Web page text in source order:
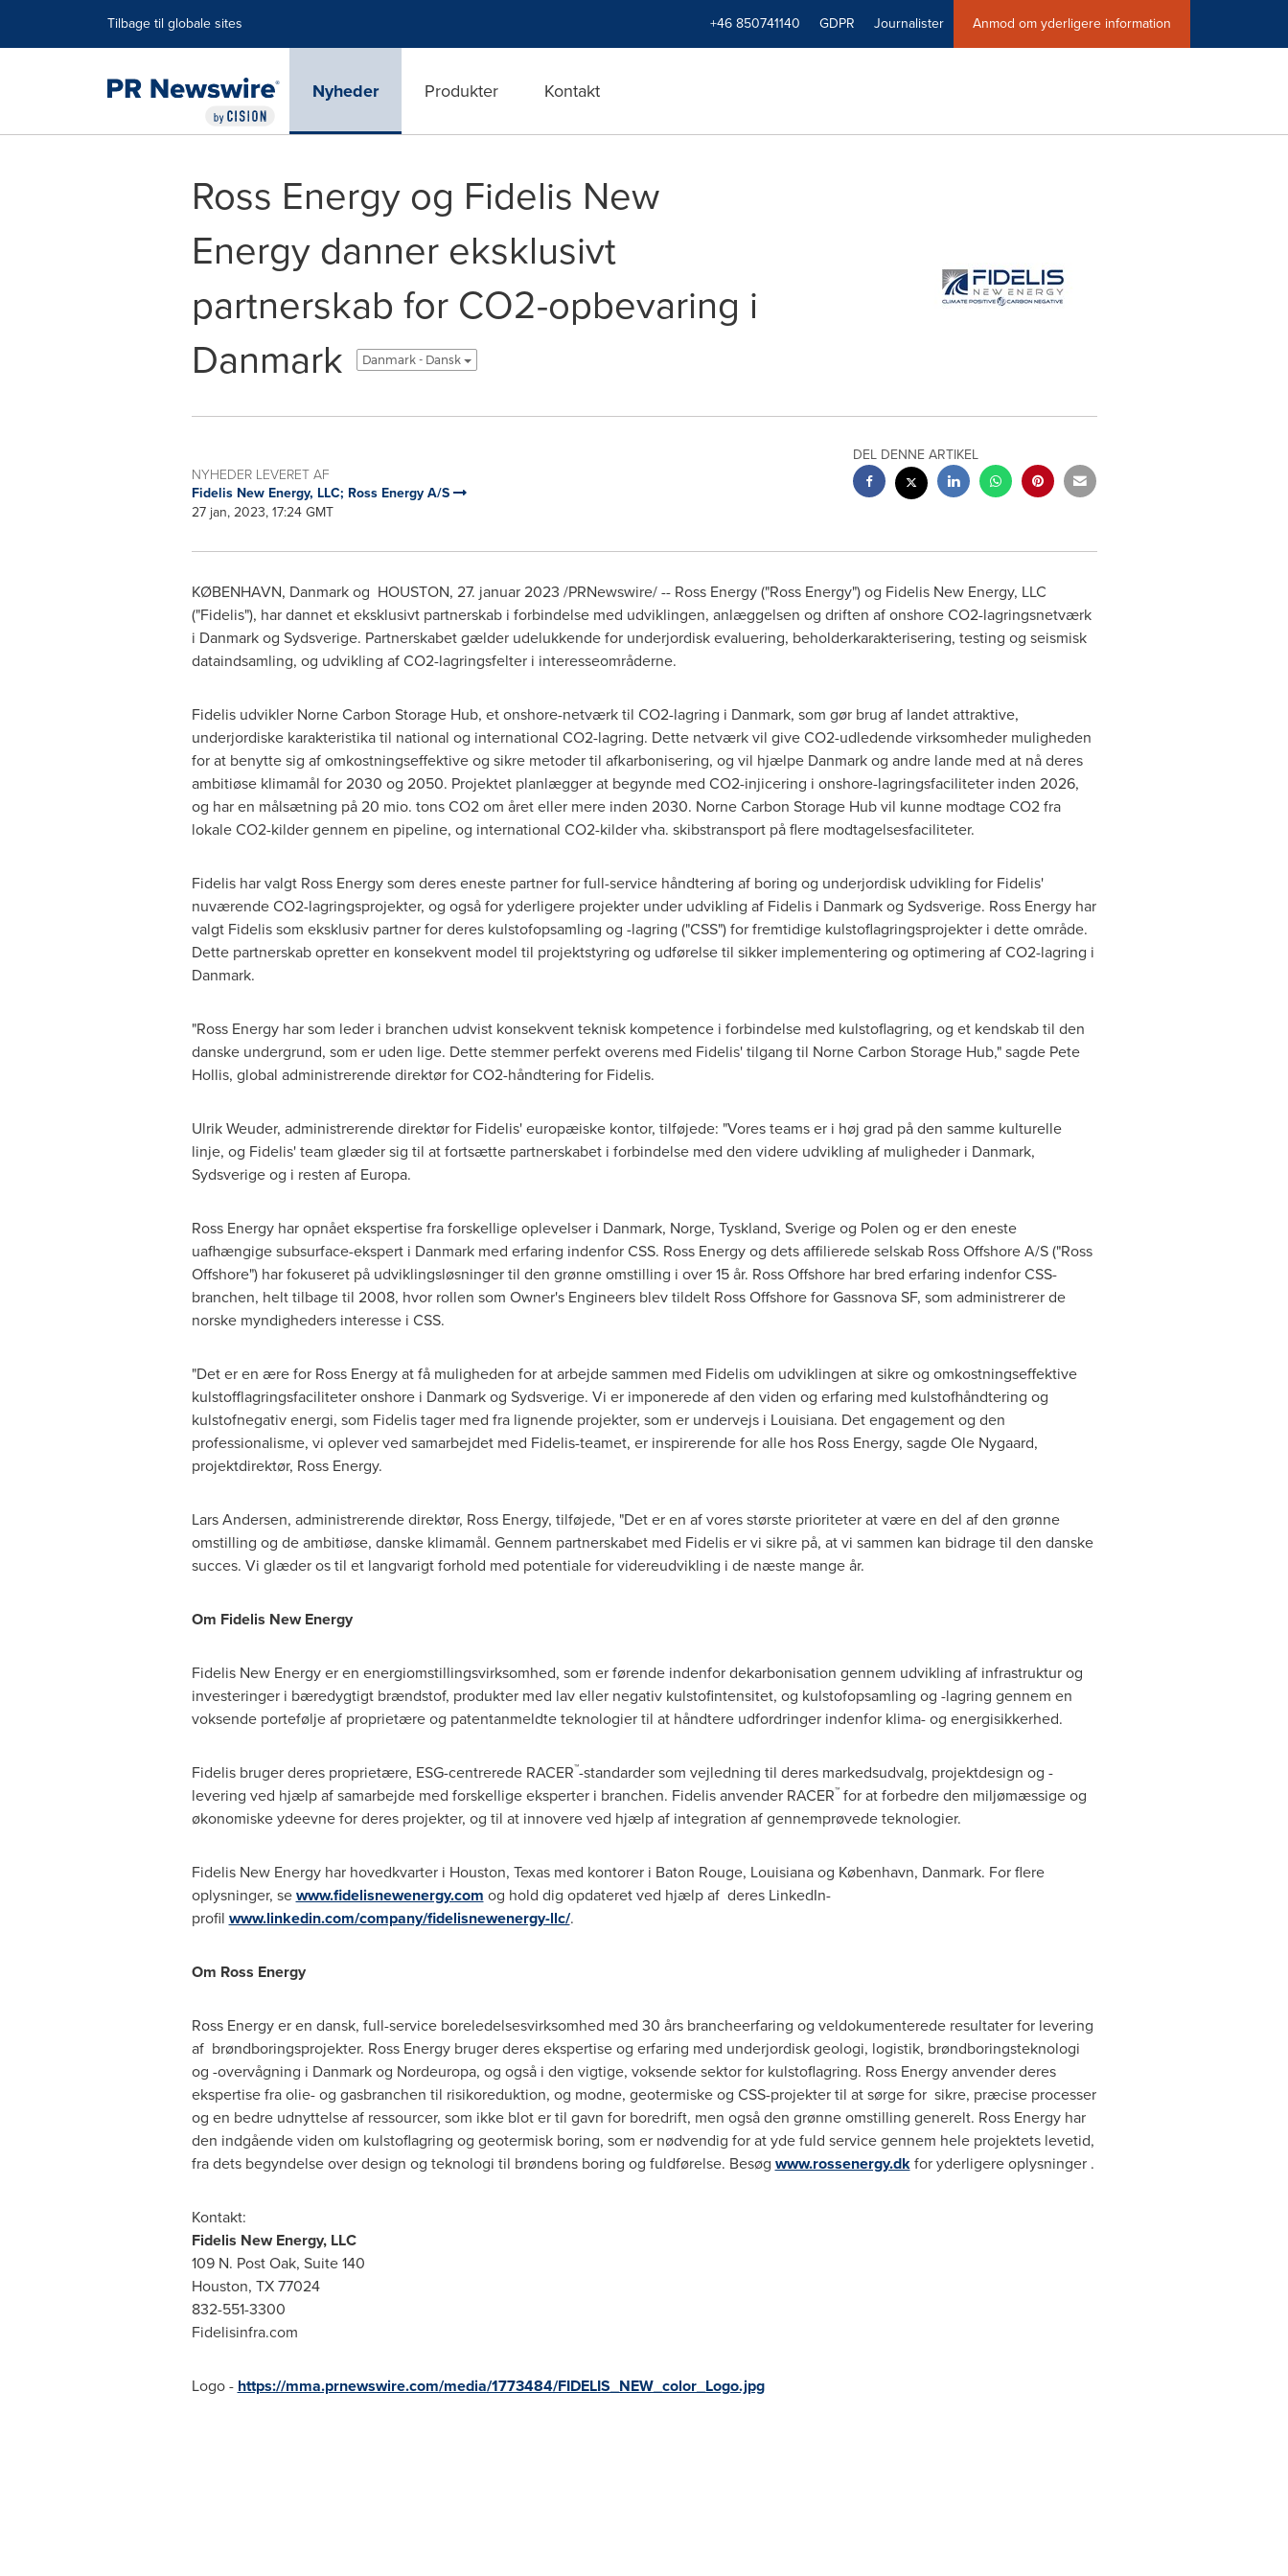
Tilbage til globale sites +46 850741140 GDPR Journalister Anmod om yderligere information
Nyheder Produkter Kontakt
Ross Energy og Fidelis New
Energy danner eksklusivt
partnerskab for CO2-opbevaring i
Danmark
Danmark - Dansk
NYHEDER LEVERET AF
Fidelis New Energy, LLC; Ross Energy A/S
27 jan, 2023, 17:24 GMT
DEL DENNE ARTIKEL
KØBENHAVN, Danmark og HOUSTON, 27. januar 2023 /PRNewswire/ -- Ross Energy ("Ross Energy") og Fidelis New Energy, LLC
("Fidelis"), har dannet et eksklusivt partnerskab i forbindelse med udviklingen, anlæggelsen og driften af onshore CO2-lagringsnetværk
i Danmark og Sydsverige. Partnerskabet gælder udelukkende for underjordisk evaluering, beholderkarakterisering, testing og seismisk
dataindsamling, og udvikling af CO2-lagringsfelter i interesseområderne.
Fidelis udvikler Norne Carbon Storage Hub, et onshore-netværk til CO2-lagring i Danmark, som gør brug af landet attraktive,
underjordiske karakteristika til national og international CO2-lagring. Dette netværk vil give CO2-udledende virksomheder muligheden
for at benytte sig af omkostningseffektive og sikre metoder til afkarbonisering, og vil hjælpe Danmark og andre lande med at nå deres
ambitiøse klimamål for 2030 og 2050. Projektet planlægger at begynde med CO2-injicering i onshore-lagringsfaciliteter inden 2026,
og har en målsætning på 20 mio. tons CO2 om året eller mere inden 2030. Norne Carbon Storage Hub vil kunne modtage CO2 fra
lokale CO2-kilder gennem en pipeline, og international CO2-kilder vha. skibstransport på flere modtagelsesfaciliteter.
Fidelis har valgt Ross Energy som deres eneste partner for full-service håndtering af boring og underjordisk udvikling for Fidelis'
nuværende CO2-lagringsprojekter, og også for yderligere projekter under udvikling af Fidelis i Danmark og Sydsverige. Ross Energy har
valgt Fidelis som eksklusiv partner for deres kulstofopsamling og -lagring ("CSS") for fremtidige kulstoflagringsprojekter i dette område.
Dette partnerskab opretter en konsekvent model til projektstyring og udførelse til sikker implementering og optimering af CO2-lagring i
Danmark.
"Ross Energy har som leder i branchen udvist konsekvent teknisk kompetence i forbindelse med kulstoflagring, og et kendskab til den
danske undergrund, som er uden lige. Dette stemmer perfekt overens med Fidelis' tilgang til Norne Carbon Storage Hub," sagde Pete
Hollis, global administrerende direktør for CO2-håndtering for Fidelis.
Ulrik Weuder, administrerende direktør for Fidelis' europæiske kontor, tilføjede: "Vores teams er i høj grad på den samme kulturelle
linje, og Fidelis' team glæder sig til at fortsætte partnerskabet i forbindelse med den videre udvikling af muligheder i Danmark,
Sydsverige og i resten af Europa.
Ross Energy har opnået ekspertise fra forskellige oplevelser i Danmark, Norge, Tyskland, Sverige og Polen og er den eneste
uafhængige subsurface-ekspert i Danmark med erfaring indenfor CSS. Ross Energy og dets affilierede selskab Ross Offshore A/S ("Ross
Offshore") har fokuseret på udviklingsløsninger til den grønne omstilling i over 15 år. Ross Offshore har bred erfaring indenfor CSS-
branchen, helt tilbage til 2008, hvor rollen som Owner's Engineers blev tildelt Ross Offshore for Gassnova SF, som administrerer de
norske myndigheders interesse i CSS.
"Det er en ære for Ross Energy at få muligheden for at arbejde sammen med Fidelis om udviklingen at sikre og omkostningseffektive
kulstofflagringsfaciliteter onshore i Danmark og Sydsverige. Vi er imponerede af den viden og erfaring med kulstofhåndtering og
kulstofnegativ energi, som Fidelis tager med fra lignende projekter, som er undervejs i Louisiana. Det engagement og den
professionalisme, vi oplever ved samarbejdet med Fidelis-teamet, er inspirerende for alle hos Ross Energy, sagdeOle Nygaard,
projektdirektør, Ross Energy.
Lars Andersen, administrerende direktør, Ross Energy, tilføjede, "Det er en af vores største prioriteter at være en del af den grønne
omstilling og de ambitiøse, danske klimamål. Gennem partnerskabet med Fidelis er vi sikre på, at vi sammen kan bidrage til den danske
succes. Vi glæder os til et langvarigt forhold med potentiale for videreudvikling i de næste mange år.
Om Fidelis New Energy
Fidelis New Energy er en energiomstillingsvirksomhed, som er førende indenfor dekarbonisation gennem udvikling af infrastruktur og
investeringer i bæredygtigt brændstof, produkter med lav eller negativ kulstofintensitet, og kulstofopsamling og -lagring gennem en
voksende portefølje af proprietære og patentanmeldte teknologier til at håndtere udfordringer indenfor klima- og energisikkerhed.
Fidelis bruger deres proprietære, ESG-centrerede RACER™-standarder som vejledning til deres markedsudvalg, projektdesign og -
levering ved hjælp af samarbejde med forskellige eksperter i branchen. Fidelis anvender RACER™for at forbedre den miljømæssige og
økonomiske ydeevne for deres projekter, og til at innovere ved hjælp af integration af gennemprøvede teknologier.
Fidelis New Energy har hovedkvarter i Houston, Texasmed kontorer i Baton Rouge, Louisianaog København, Danmark. For flere
oplysninger, sewww.fidelisnewenergy.com og hold dig opdateret ved hjælp af deres LinkedIn-
profil www.linkedin.com/company/fidelisnewenergy-llc/.
Om Ross Energy
Ross Energy er en dansk, full-service boreledelsesvirksomhed med 30 års brancheerfaring og veldokumenterede resultater for levering
af brøndboringsprojekter. Ross Energy bruger deres ekspertise og erfaring med underjordisk geologi, logistik, brøndboringsteknologi
og -overvågning i Danmark og Nordeuropa, og også i den vigtige, voksende sektor for kulstoflagring. Ross Energy anvender deres
ekspertise fra olie- og gasbranchen til risikoreduktion, og modne, geotermiske og CSS-projekter til at sørge for sikre, præcise processer
og en bedre udnyttelse af ressourcer, som ikke blot er til gavn for boredrift, men også den grønne omstilling generelt. Ross Energy har
den indgående viden om kulstoflagring og geotermisk boring, som er nødvendig for at yde fuld service gennem hele projektets levetid,
fra dets begyndelse over design og teknologi til brøndens boring og fuldførelse. Besøg www.rossenergy.dkfor yderligere oplysninger .
Kontakt:
Fidelis New Energy, LLC
109 N. Post Oak, Suite 140
Houston, TX77024
832-551-3300
Fidelisinfra.com
Logo - https://mma.prnewswire.com/media/1773484/FIDELIS_NEW_color_Logo.jpg